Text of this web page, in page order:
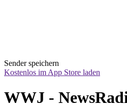
Sender speichern
Kostenlos im App Store laden
WWJ -